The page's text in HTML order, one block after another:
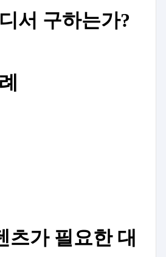
서 구하는가?
츠가 필요한 대